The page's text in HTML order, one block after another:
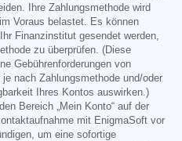
Ihre Zahlungsmethode wird
Voraus belastet. Es können
Finanzinstitut gesendet werden,
zu überprüfen. (Diese
Gebührenforderungen von
nach Zahlungsmethode und/oder
Ihres Kontos auswirken.)
Bereich „Mein Konto“ auf der
mit EnigmaSoft vor
um eine sofortige